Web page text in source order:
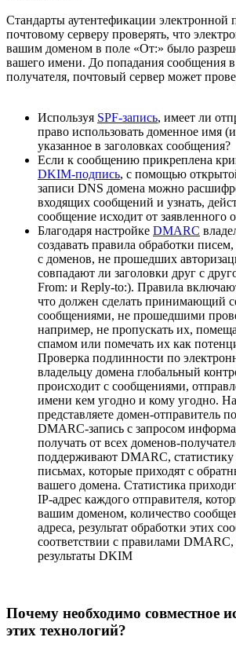
Стандарты аутентефикации электронной
почтовому серверу проверять, что
вашим доменом в поле «От:» было
вашего имени. До попадания сообщения
получателя, почтовый сервер может
Используя SPF-запись, имеет ли
право использовать доменное имя
указанное в заголовках сообщения?
Если к сообщению прикреплена
DKIM-подпись, с помощью
записи DNS домена можно
входящих сообщений и узнать,
сообщение исходит от заявленного
Благодаря настройке DMARC
создавать правила обработки
с доменов, не прошедших
совпадают ли заголовки друг с
From: и Reply-to:). Правила
что должен сделать принимающий
сообщениями, не прошедшими
например, не пропускать их,
спамом или помечать их как
Проверка подлинности по
владельцу домена глобальный
происходит с сообщениями,
имени кем угодно и кому угодно.
представляете домен-отправитель
DMARC-запись с запросом
получать от всех доменов-
поддерживают DMARC,
письмах, которые приходят с
вашего домена. Статистика
IP-адрес каждого отправителя,
вашим доменом, количество
адреса, результат обработки этих
соответствии с правилами DMARC,
результаты DKIM
Почему необходимо совместное
этих технологий?